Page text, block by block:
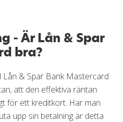
- Är Lån & Spar
bra?
& Spar Bank Mastercard
att den effektiva räntan
för ett kreditkort. Har man
upp sin betalning är detta